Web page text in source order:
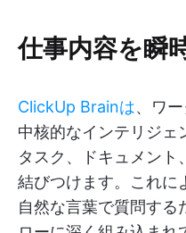
仕事内容を瞬
ClickUp Brainは、ワ
中核的なインテリジェ
タスク、ドキュメント
結びつけます。これに
自然な言葉で質問する